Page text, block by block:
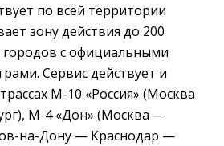
по всей территории
зону действия до 200
с официальными
Сервис действует и
М-10 «Россия» (Москва
М-4 «Дон» (Москва —
на-Дону — Краснодар —